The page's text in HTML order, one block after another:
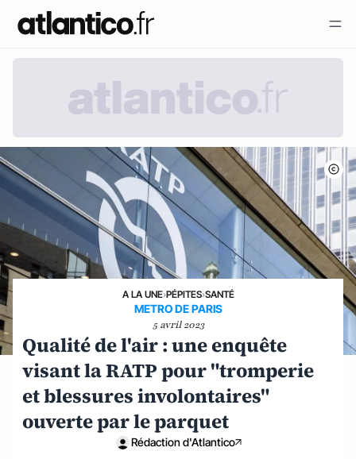
A LA UNE›PÉPITES›SANTÉ
METRO DE PARIS
5 avril 2023
Qualité de l'air : une enquête
visant la RATP pour "tromperie
et blessures involontaires"
ouverte par le parquet
Rédaction d'Atlantico